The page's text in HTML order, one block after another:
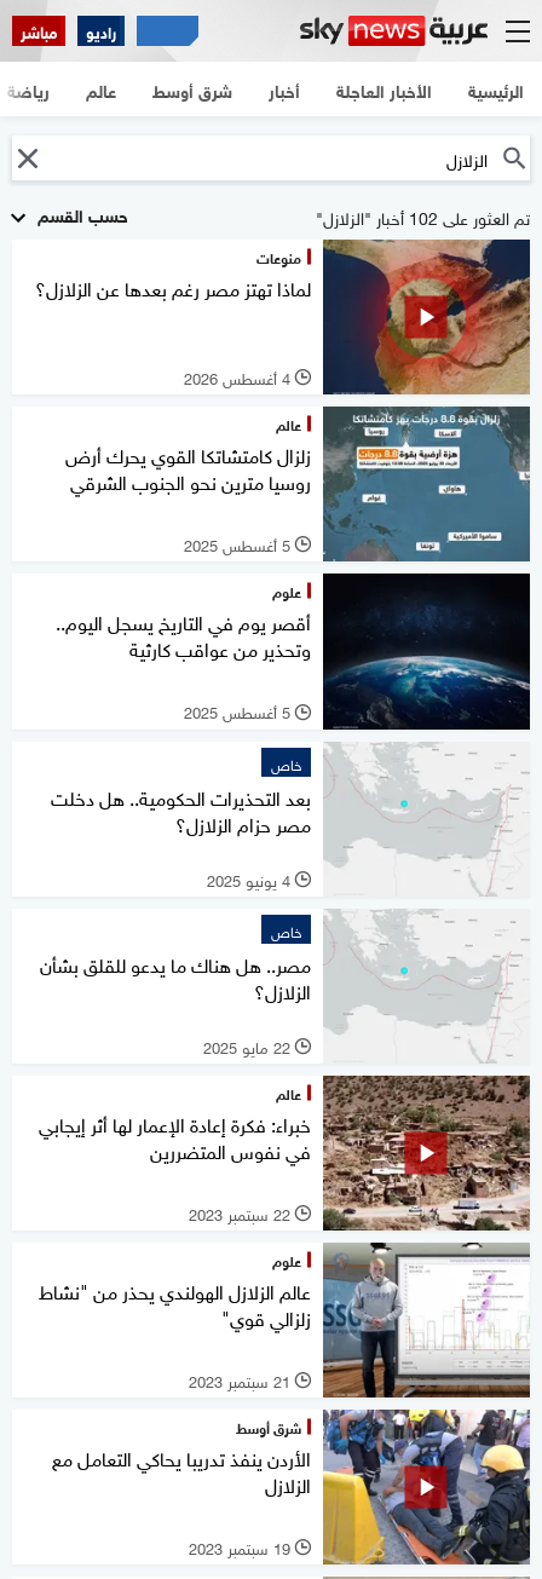
راديو مباشر
الرئيسية الأخبار العاجلة أخبار شرق أوسط عالم رياضة
حسب القسم تم العثور على 102 أخبار "الزلازل"
منوعات
لماذا تهتز مصر رغم بعدها عن الزلازل؟
l 4 أغسطس 2026
عالم
زلزال كامتشاتكا القوي يحرك أرض
روسيا مترين نحو الجنوب الشرقي
l 5 أغسطس 2025
علوم
أقصر يوم في التاريخ يسجل اليوم..
وتحذير من عواقب كارثية
l 5 أغسطس 2025
خاص
بعد التحذيرات الحكومية.. هل دخلت
مصر حزام الزلازل؟
l 4 يونيو 2025
خاص
مصر.. هل هناك ما يدعو للقلق بشأن
الزلازل؟
l 22 مايو 2025
عالم
خبراء: فكرة إعادة الإعمار لها أثر إيجابي
في نفوس المتضررين
l 22 سبتمبر 2023
علوم
عالم الزلازل الهولندي يحذر من "نشاط
زلزالي قوي"
l 21 سبتمبر 2023
شرق أوسط
الأردن ينفذ تدريبا يحاكي التعامل مع
الزلازل
l 19 سبتمبر 2023